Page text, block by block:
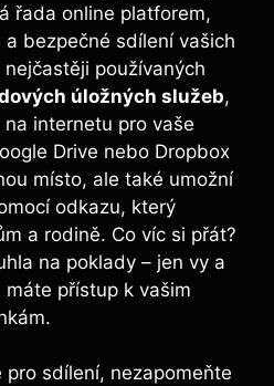
řada online platforem,
bezpečné sdílení vašich
používaných
úložných ​služeb,
internetu pro vaše
Drive nebo Dropbox
místo, ale také⁣ umožní
⁢odkazu, který
a rodině. Co víc si přát?
na poklady –⁣ jen vy a
přístup k vašim
sdílení, ​nezapomeňte